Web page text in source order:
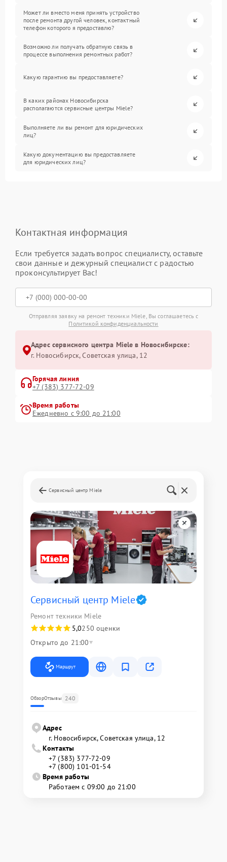
Может ли вместо меня принять устройство
после ремонта другой человек, контактный
телефон которого я предоставлю?
Возможно ли получать обратную связь в
процессе выполнения ремонтных работ?
Какую гарантию вы предоставляете?
В каких районах Новосибирска
располагаются сервисные центры Miele?
Выполняете ли вы ремонт для юридических
лиц?
Какую документацию вы предоставляете
для юридических лиц?
Контактная информация
Если требуется задать вопрос специалисту, оставьте
свои данные и дежурный специалист с радостью
проконсультирует Вас!
Отправляя заявку на ремонт техники Miele, Вы соглашаетесь с
Политикой конфиденциальности
Адрес сервисного центра Miele в Новосибирске:
г. Новосибирск, Советская улица, 12
Горячая линия
+7 (383) 377-72-09
Время работы
Ежедневно с 9:00 до 21:00
Сервисный центр Miele
Сервисный центр Miele
Ремонт техники Miele
5,0250 оценки
Открыто до 21:00
Маршрут
ОбзорОтзывы 240
Адрес
г. Новосибирск, Советская улица, 12
Контакты
+7 (383) 377-72-09
+7 (800) 101-01-54
Время работы
Работаем с 09:00 до 21:00